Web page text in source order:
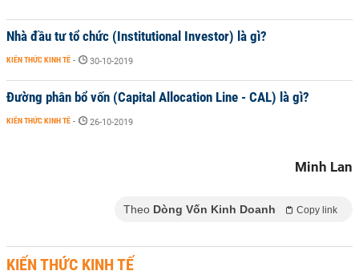
Nhà đầu tư tổ chức (Institutional Investor) là gì?
KIẾN THỨC KINH TẾ - 30-10-2019
Đường phân bổ vốn (Capital Allocation Line - CAL) là gì?
KIẾN THỨC KINH TẾ - 26-10-2019
Minh Lan
Theo Dòng Vốn Kinh Doanh Copy link
KIẾN THỨC KINH TẾ